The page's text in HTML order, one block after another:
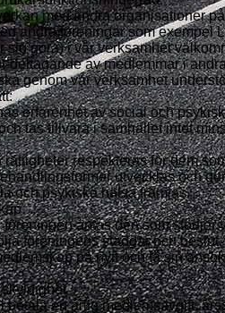
med andra organisationer
andra föreningar som exempel
sig göra) i vår verksamhet
deltagande av medlemmar i
genom vår verksamhet
erfarenhet av social och
tas tillvara i samhället intet
rättigheter respekteras för dem
utvecklas och
och psykiska hälsa främjas.
föreningen antas den som stödjer
föreningens stadgar och
på nytt och få sin
betala en årlig medlemsavgift,